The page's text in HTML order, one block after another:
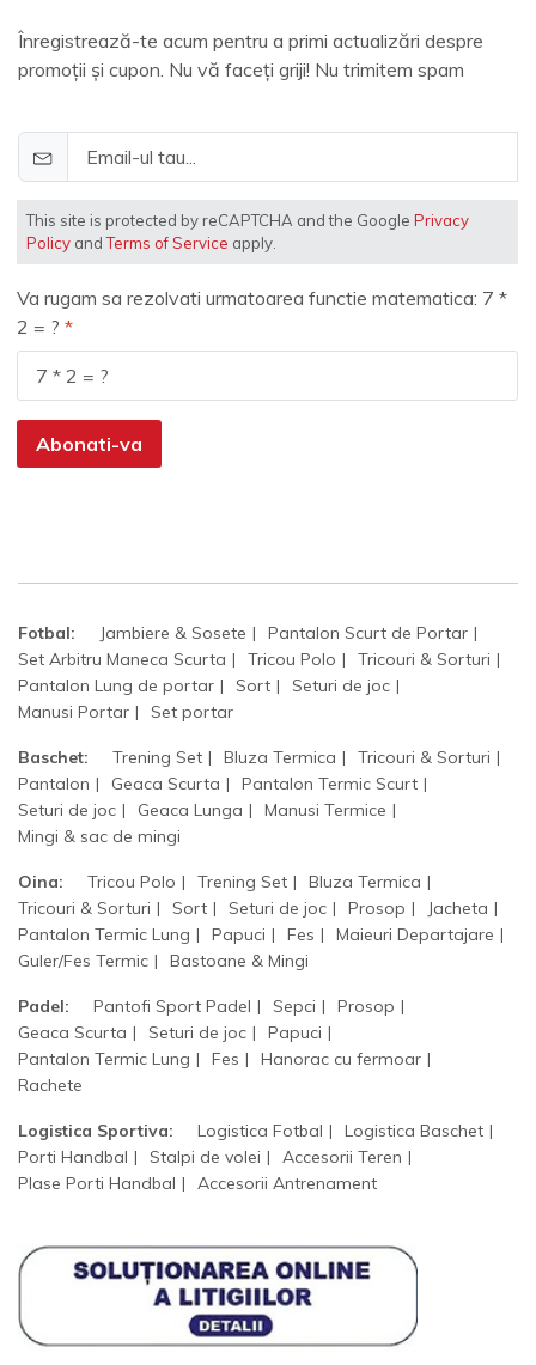
Înregistrează-te acum pentru a primi actualizări despre
promoții și cupon. Nu vă faceți griji! Nu trimitem spam
This site is protected by reCAPTCHA and the Google Privacy
Policy andTerms of Service apply.
Va rugam sa rezolvati urmatoarea functie matematica: 7 *
2 = ?
Abonati-va
Fotbal: Jambiere & Sosete
Pantalon Scurt de Portar
Set Arbitru Maneca Scurta
Tricou Polo
Tricouri & Sorturi
Pantalon Lung de portar
Sort
Seturi de joc
Manusi Portar
Set portar
Baschet: Trening Set Bluza Termica
Tricouri & Sorturi
Pantalon
Geaca Scurta
Pantalon Termic Scurt
Seturi de joc
Geaca Lunga
Manusi Termice
Mingi & sac de mingi
Oina: Tricou Polo Trening Set
Bluza Termica
Tricouri & Sorturi
Sort Seturi de joc Prosop
Jacheta
Pantalon Termic Lung
Papuci Fes
Maieuri Departajare
Guler/Fes Termic
Bastoane & Mingi
Padel: Pantofi Sport Padel Sepci
Prosop
Geaca Scurta
Seturi de joc
Papuci
Pantalon Termic Lung
Fes
Hanorac cu fermoar
Rachete
Logistica Sportiva: Logistica Fotbal
Logistica Baschet
Porti Handbal
Stalpi de volei
Accesorii Teren
Plase Porti Handbal
Accesorii Antrenament